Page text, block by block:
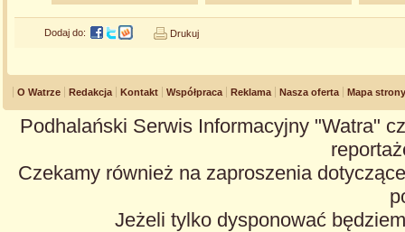
Dodaj do: Drukuj
O Watrze Redakcja Kontakt Współpraca Reklama Nasza oferta Mapa strony
Podhalański Serwis Informacyjny "Watra"
Czekamy również na zaproszenia
Jeżeli tylko dysponować